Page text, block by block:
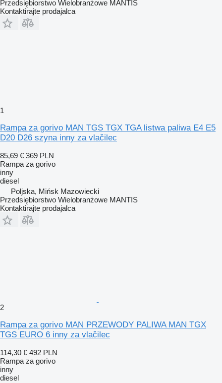
Przedsiębiorstwo Wielobranżowe MANTIS
Kontaktirajte prodajalca
1
Rampa za gorivo MAN TGS TGX TGA listwa paliwa E4 E5
D20 D26 szyna inny za vlačilec
85,69 € 369 PLN
Rampa za gorivo
inny
diesel
Poljska, Mińsk Mazowiecki
Przedsiębiorstwo Wielobranżowe MANTIS
Kontaktirajte prodajalca
2
Rampa za gorivo MAN PRZEWODY PALIWA MAN TGX
TGS EURO 6 inny za vlačilec
114,30 € 492 PLN
Rampa za gorivo
inny
diesel